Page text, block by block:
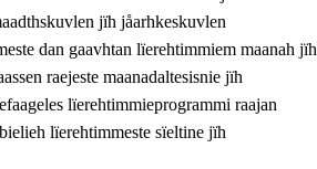
jïh jåarhkeskuvlen
dan gaavhtan lïerehtimmiem maanah jïh
raejeste maanadaltesisnie jïh
lïerehtimmieprogrammi raajan
lïerehtimmeste sïeltine jïh